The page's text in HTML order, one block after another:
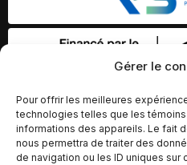
Gérer le
Pour offrir les meilleures
technologies telles que les
informations des appareils. Le fait
nous permettra de traiter des
de navigation ou les ID uniques sur